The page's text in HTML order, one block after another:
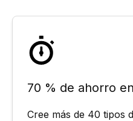
70 % de ahorro
Cree más de 40 tipos